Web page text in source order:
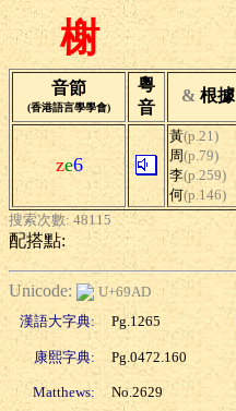
榭
音節
(香港語言學學會)
粵
音
& 根據
ze6
黃(p.21)
周(p.79)
李(p.259)
何(p.146)
搜索次數: 48115
配搭點:
Unicode:
U+69AD
漢語大字典:
Pg.1265
康熙字典: Pg.0472.160
Matthews: No.2629